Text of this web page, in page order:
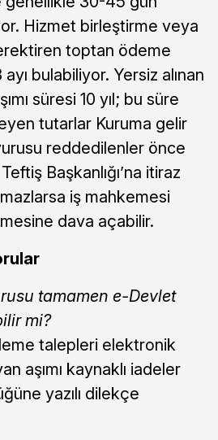
Hizmet birleştirme veya
toptan ödeme
bulabiliyor. Yersiz alınan
süresi 10 yıl; bu süre
tutarlar Kuruma gelir
reddedilenler önce
Başkanlığı’na itiraz
iş mahkemesi
dava açabilir.
tamamen e-Devlet
mi?
talepleri elektronik
aşımı kaynaklı iadeler
yazılı dilekçe